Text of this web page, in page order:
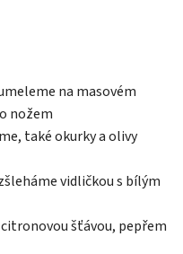
na masovém
nožem
také okurky a olivy
vidličkou s bílým
šťávou, pepřem